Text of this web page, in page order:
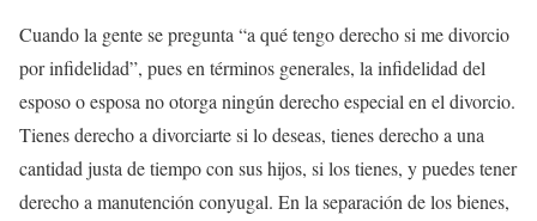
Cuando la gente se pregunta “a qué tengo derecho si me divorcio
por infidelidad”, pues en términos generales, la infidelidad del
esposo o esposa no otorga ningún derecho especial en el divorcio.
Tienes derecho a divorciarte si lo deseas, tienes derecho a una
cantidad justa de tiempo con sus hijos, si los tienes, y puedes tener
derecho a manutención conyugal. En la separación de los bienes,